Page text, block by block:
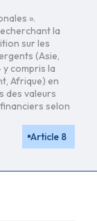
».
la
sur les
(Asie,
y compris la
Afrique) en
des valeurs
selon
Article 8